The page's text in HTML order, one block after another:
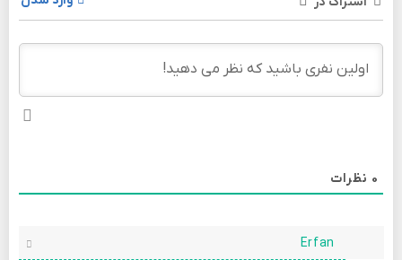
0 نظرات
Erfan